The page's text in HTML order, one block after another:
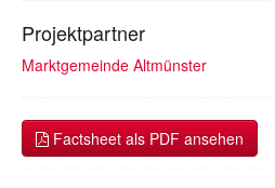
Projektpartner
Marktgemeinde Altmünster
Factsheet als PDF ansehen